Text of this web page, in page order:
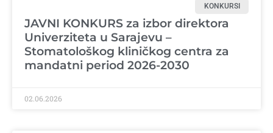
KONKURSI
JAVNI KONKURS za izbor direktora
Univerziteta u Sarajevu –
Stomatološkog kliničkog centra za
mandatni period 2026-2030
02.06.2026